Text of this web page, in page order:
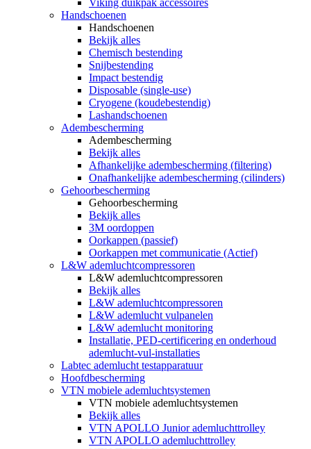
Viking duikpak accessoires
Handschoenen
Handschoenen
Bekijk alles
Chemisch bestending
Snijbestending
Impact bestendig
Disposable (single-use)
Cryogene (koudebestendig)
Lashandschoenen
Adembescherming
Adembescherming
Bekijk alles
Afhankelijke adembescherming (filtering)
Onafhankelijke adembescherming (cilinders)
Gehoorbescherming
Gehoorbescherming
Bekijk alles
3M oordoppen
Oorkappen (passief)
Oorkappen met communicatie (Actief)
L&W ademluchtcompressoren
L&W ademluchtcompressoren
Bekijk alles
L&W ademluchtcompressoren
L&W ademlucht vulpanelen
L&W ademlucht monitoring
Installatie, PED-certificering en onderhoud
ademlucht-vul-installaties
Labtec ademlucht testapparatuur
Hoofdbescherming
VTN mobiele ademluchtsystemen
VTN mobiele ademluchtsystemen
Bekijk alles
VTN APOLLO Junior ademluchttrolley
VTN APOLLO ademluchttrolley